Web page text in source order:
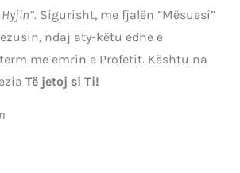
Sigurisht, me fjalën ”Mësuesi”
ndaj aty-këtu edhe e
me emrin e Profetit. Kështu na
Të jetoj si Ti!